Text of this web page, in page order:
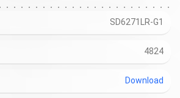
SD6271LR-G1
4824
Download